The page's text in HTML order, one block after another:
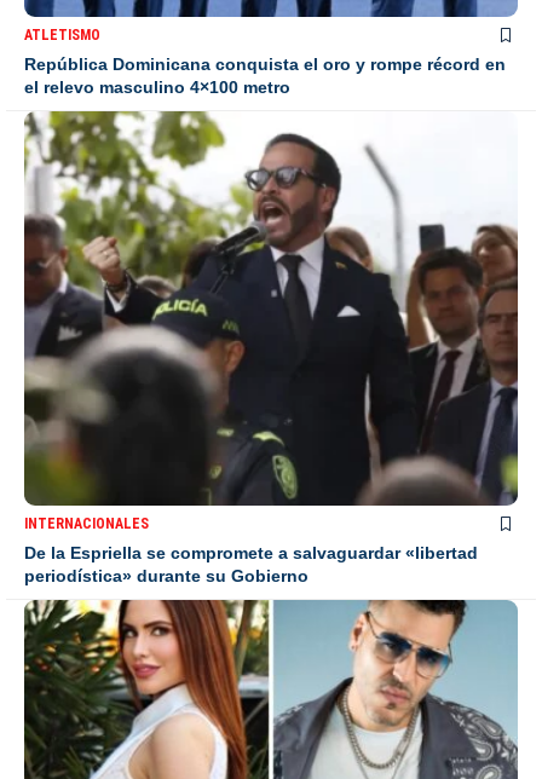
ATLETISMO
República Dominicana conquista el oro y rompe récord en
el relevo masculino 4×100 metro
INTERNACIONALES
De la Espriella se compromete a salvaguardar «libertad
periodística» durante su Gobierno